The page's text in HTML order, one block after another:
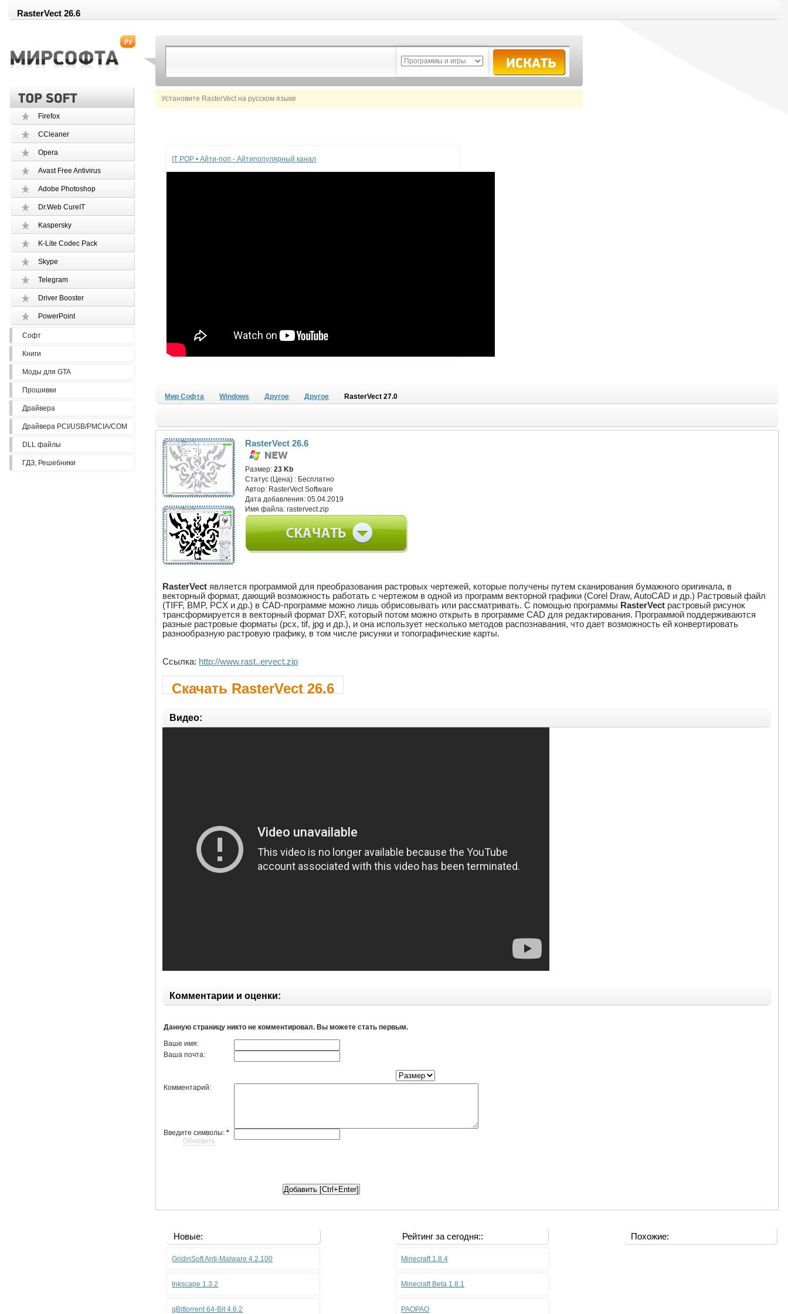
RasterVect 26.6
Установите RasterVect на русском языке
Firefox
CCleaner
Opera
Avast Free Antivirus
Adobe Photoshop
Dr.Web CureIT
Kaspersky
K-Lite Codec Pack
Skype
Telegram
Driver Booster
PowerPoint
Софт
Книги
Моды для GTA
Прошивки
Драйвера
Драйвера PCI/USB/PMCIA/COM
DLL файлы
ГДЗ, Решебники
IT POP • Айти-поп - Айтипопулярный канал
Мир Софта Windows Другое Другое RasterVect 27.0
RasterVect 26.6
Размер:23 Kb
Статус (Цена) : Бесплатно
Автор: RasterVect Software
Дата добавления:05.04.2019
Имя файла:rastervect.zip
RasterVect является программой для преобразования растровых чертежей, которые получены путем сканирования бумажного оригинала, в
векторный формат, дающий возможность работать с чертежом в одной из программ векторной графики (Corel Draw, AutoCAD и др.) Растровый файл
(TIFF, BMP, PCX и др.) в CAD-программе можно лишь обрисовывать или рассматривать. С помощью программы RasterVect растровый рисунок
трансформируется в векторный формат DXF, который потом можно открыть в программе CAD для редактирования. Программой поддерживаются
разные растровые форматы (pcx, tif, jpg и др.), и она использует несколько методов распознавания, что дает возможность ей конвертировать
разнообразную растровую графику, в том числе рисунки и топографические карты.
Ссылка: http://www.rast..ervect.zip
Скачать RasterVect 26.6
Видео:
Комментарии и оценки:
Данную страницу никто не комментировал. Вы можете стать первым.
Ваше имя:
Ваша почта:
Комментарий:
Введите символы:*
Обновить
Новые:
GridinSoft Anti-Malware 4.2.100
Inkscape 1.3.2
qBittorrent 64-Bit 4.6.2
Рейтинг за сегодня::
Minecraft 1.8.4
Minecraft Beta 1.8.1
PAOPAO
Похожие: